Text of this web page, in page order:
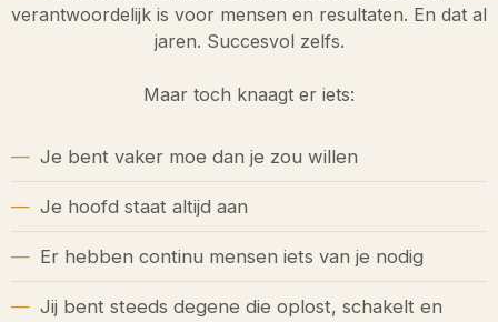
verantwoordelijk is voor mensen en resultaten. En dat al
jaren. Succesvol zelfs.
Maar toch knaagt er iets:
Je bent vaker moe dan je zou willen
Je hoofd staat altijd aan
Er hebben continu mensen iets van je nodig
Jij bent steeds degene die oplost, schakelt en